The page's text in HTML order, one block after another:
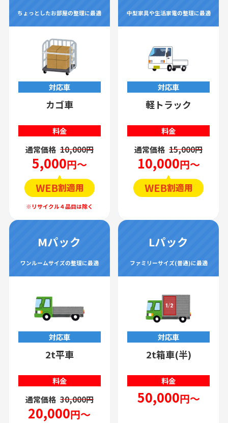
ちょっとしたお部屋の整理に最適
対応車
カゴ車
料金
通常価格 10,000円
5,000円～
中型家具や生活家電の整理に最適
対応車
軽トラック
料金
通常価格 15,000円
10,000円～
Mパック
ワンルームサイズの整理に最適
対応車
2t平車
料金
通常価格 30,000円
20,000円～
Lパック
ファミリーサイズ(普通)に最適
対応車
2t箱車(半)
料金
50,000円～